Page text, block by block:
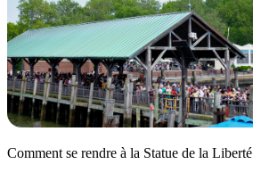
Comment se rendre à la Statue de la Liberté